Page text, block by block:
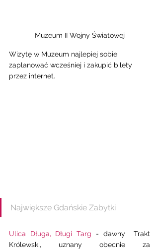
Muzeum II Wojny Światowej
Wizytę w Muzeum najlepiej sobie
zaplanować wcześniej i zakupić bilety
przez internet.
Największe Gdańskie Zabytki
Ulica Długa, Długi Targ - dawny  Trakt
Królewski, uznany obecnie za